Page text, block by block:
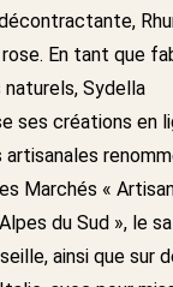
décontractante,
En tant que
Sydella
ses créations en
Marchés «
du Sud », le
ainsi que sur